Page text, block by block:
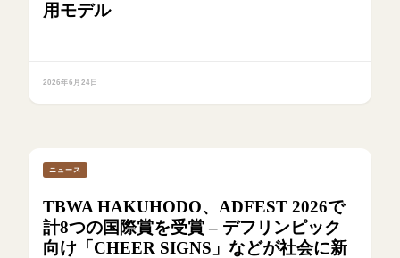
用モデル
2026年6月24日
ニュース
TBWA HAKUHODO、ADFEST 2026で
計8つの国際賞を受賞 – デフリンピック
向け「CHEER SIGNS」などが社会に新